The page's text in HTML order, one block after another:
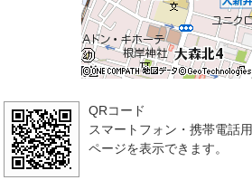
QRコード
スマートフォン・携帯電話用
ページを表示できます。